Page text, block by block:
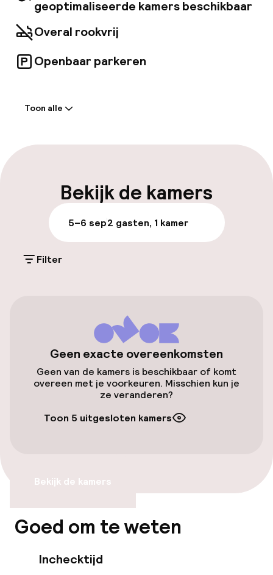
zakenreizigers en vakantiegangers en
beschikt ook over een restaurant en een
snackbar/café.
geoptimaliseerde kamers beschikbaar
Overal rookvrij
Openbaar parkeren
Meertalige medewerkers
Parkeren & mobiliteit
Openbaar parkeren
Toegankelijkheid
Overal rolstoeltoegankelijk
Kamers
geoptimaliseerde kamers beschikbaar
Entertainment
Toon alle
Bekijk de kamers
5–6 sep2 gasten, 1 kamer
Filter
Geen exacte overeenkomsten
Geen van de kamers is beschikbaar of komt
overeen met je voorkeuren. Misschien kun je
ze veranderen?
Toon 5 uitgesloten kamers
Bekijk de kamers
Goed om te weten
Inchecktijd